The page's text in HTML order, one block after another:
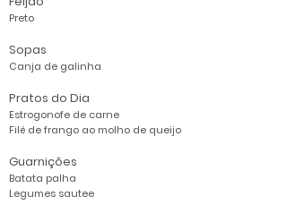
Preto
Sopas
Canja de galinha
Pratos do Dia
Estrogonofe de carne
Filé de frango ao molho de queijo
Guarnições
Batata palha
Legumes sautee